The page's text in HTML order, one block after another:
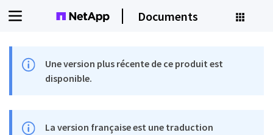
Documents
Une version plus récente de ce produit est
disponible.
La version française est une traduction